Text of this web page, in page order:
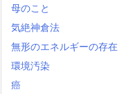
母のこと
気絶神倉法
無形のエネルギーの存在
環境汚染
癌